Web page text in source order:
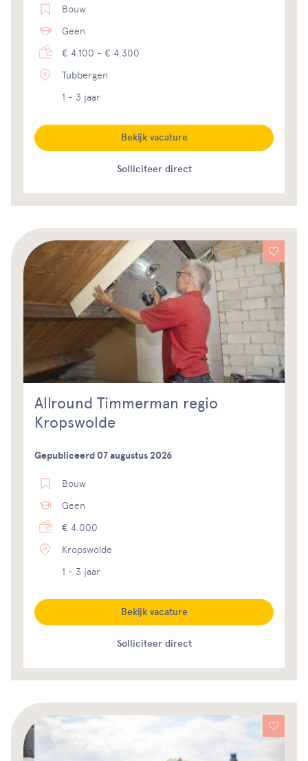
Bouw
Geen
€ 4.100 - € 4.300
Tubbergen
1 - 3 jaar
Solliciteer direct
Bekijk vacature
Allround Timmerman regio
Kropswolde
Gepubliceerd 07 augustus 2026
Bouw
Geen
€ 4.000
Kropswolde
1 - 3 jaar
Solliciteer direct
Bekijk vacature